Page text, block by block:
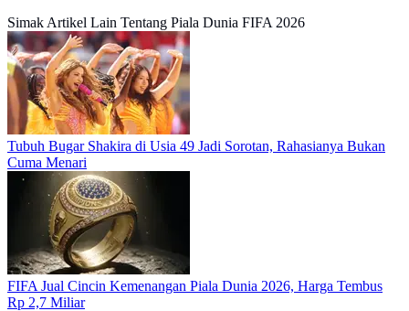
Simak Artikel Lain Tentang Piala Dunia FIFA 2026
Tubuh Bugar Shakira di Usia 49 Jadi Sorotan, Rahasianya Bukan
Cuma Menari
FIFA Jual Cincin Kemenangan Piala Dunia 2026, Harga Tembus
Rp 2,7 Miliar